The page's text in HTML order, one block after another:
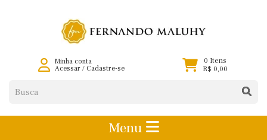
Minha conta
Acessar/ Cadastre-se
0 Itens
R$ 0,00
Menu